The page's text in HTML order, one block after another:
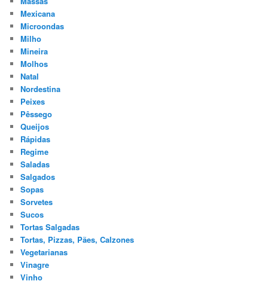
Mexicana
Microondas
Milho
Mineira
Molhos
Natal
Nordestina
Peixes
Pêssego
Queijos
Rápidas
Regime
Saladas
Salgados
Sopas
Sorvetes
Sucos
Tortas Salgadas
Tortas, Pizzas, Pães, Calzones
Vegetarianas
Vinagre
Vinho